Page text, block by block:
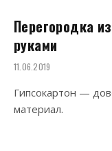
Перегородка
руками
11.06.2019
Гипсокартон —
материал.